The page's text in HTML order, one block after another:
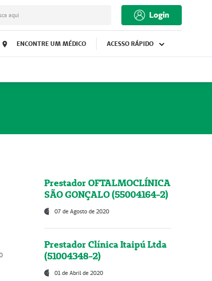
aqui Login
ENCONTRE UM MÉDICO ACESSO RÁPIDO
Prestador OFTALMOCLÍNICA
SÃO GONÇALO (55004164-2)
07 de Agosto de 2020
Prestador Clínica Itaipú Ltda
(51004348-2)
01 de Abril de 2020